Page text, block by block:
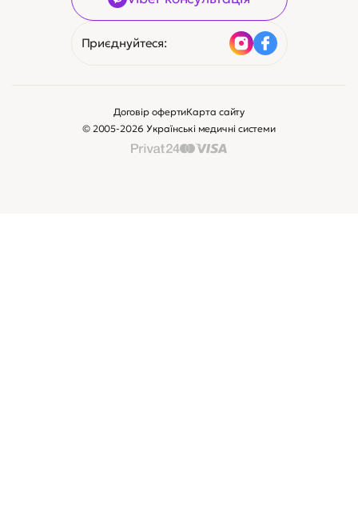
Приєднуйтеся:
© 2005-2026 Українські медичні системи
Договір офертиКарта сайту